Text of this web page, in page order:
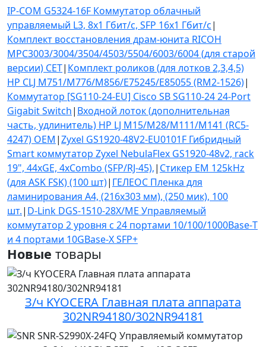
IP-COM G5324-16F Коммутатор облачный
управляемый L3, 8x1 Гбит/с, SFP 16x1 Гбит/с|
Комплект восстановления драм-юнита RICOH
MPC3003/3004/3504/4503/5504/6003/6004 (для старой
версии) CET| Комплект роликов (для лотков 2,3,4,5)
HP CLJ M751/M776/M856/E75245/E85055 (RM2-1526)|
Коммутатор [SG110-24-EU] Cisco SB SG110-24 24-Port
Gigabit Switch| Входной лоток (дополнительная
часть, удлинитель) HP LJ M15/M28/M111/M141 (RC5-
4247) OEM |Zyxel GS1920-48V2-EU0101F Гибридный
Smart коммутатор Zyxel NebulaFlex GS1920-48v2, rack
19", 44xGE, 4xCombo (SFP/RJ-45),| Стикер EM 125kHz
(для ASK FSK) (100 шт)| ГЕЛЕОС Пленка для
ламинирования А4, (216х303 мм), (250 мик), 100
шт.| D-Link DGS-1510-28X/ME Управляемый
коммутатор 2 уровня с 24 портами 10/100/1000Base-Т
и 4 портами 10GBase-X SFP+
Новые товары
З/ч KYOCERA Главная плата аппарата
302NR94180/302NR94181